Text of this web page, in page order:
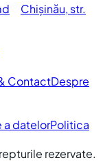
Chișinău, str.
ContactDespre
a datelorPolitica
rezervate.